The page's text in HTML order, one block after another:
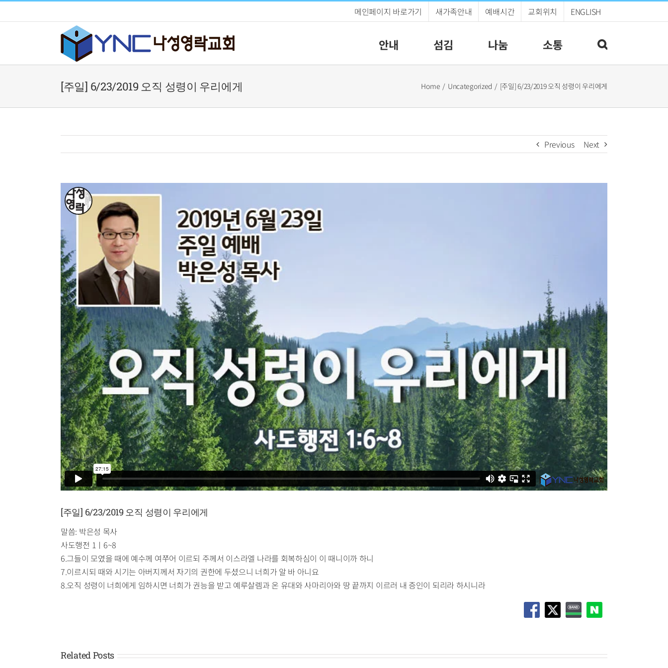
to
메인페이지 바로가기 새가족안내 예배시간 교회위치 ENGLISH
안내 섬김 나눔 소통
[주일] 6/23/2019 오직 성령이 우리에게 Home Uncategorized [주일] 6/23/2019 오직 성령이 우리에게
Previous Next
[주일] 6/23/2019 오직 성령이 우리에게
말씀: 박은성 목사
사도행전 1ㅣ6~8
6.그들이 모였을 때에 예수께 여쭈어 이르되 주께서 이스라엘 나라를 회복하심이 이 때니이까 하니
7.이르시되 때와 시기는 아버지께서 자기의 권한에 두셨으니 너희가 알 바 아니요
8.오직 성령이 너희에게 임하시면 너희가 권능을 받고 예루살렘과 온 유대와 사마리아와 땅 끝까지 이르러 내 증인이 되리라 하시니라
Related Posts